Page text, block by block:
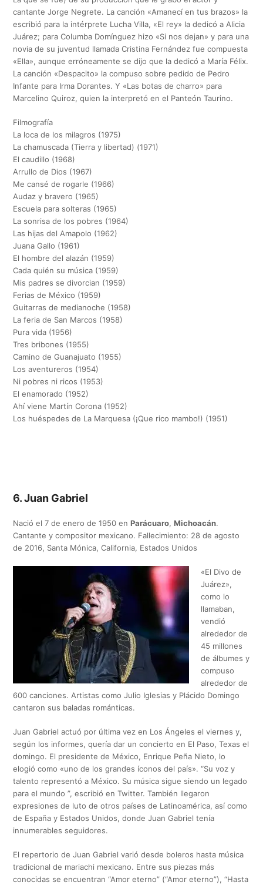
cantante Jorge Negrete. La canción «Amanecí en tus brazos» la
escribió para la intérprete Lucha Villa, «El rey» la dedicó a Alicia
Juárez; para Columba Domínguez hizo «Si nos dejan» y para una
novia de su juventud llamada Cristina Fernández fue compuesta
«Ella», aunque erróneamente se dijo que la dedicó a María Félix.
La canción «Despacito» la compuso sobre pedido de Pedro
Infante para Irma Dorantes. Y «Las botas de charro» para
Marcelino Quiroz, quien la interpretó en el Panteón Taurino.
Filmografía
La loca de los milagros (1975)
La chamuscada (Tierra y libertad) (1971)
El caudillo (1968)
Arrullo de Dios (1967)
Me cansé de rogarle (1966)
Audaz y bravero (1965)
Escuela para solteras (1965)
La sonrisa de los pobres (1964)
Las hijas del Amapolo (1962)
Juana Gallo (1961)
El hombre del alazán (1959)
Cada quién su música (1959)
Mis padres se divorcian (1959)
Ferias de México (1959)
Guitarras de medianoche (1958)
La feria de San Marcos (1958)
Pura vida (1956)
Tres bribones (1955)
Camino de Guanajuato (1955)
Los aventureros (1954)
Ni pobres ni ricos (1953)
El enamorado (1952)
Ahí viene Martín Corona (1952)
Los huéspedes de La Marquesa (¡Que rico mambo!) (1951)
6. Juan Gabriel
Nació el 7 de enero de 1950 enParácuaro,Michoacán.
Cantante y compositor mexicano. Fallecimiento: 28 de agosto
de 2016, Santa Mónica, California, Estados Unidos
«El Divo de
Juárez»,
como lo
llamaban,
vendió
alrededor de
45 millones
de álbumes y
compuso
alrededor de
600 canciones. Artistas como Julio Iglesias y Plácido Domingo
cantaron sus baladas románticas.
Juan Gabriel actuó por última vez en Los Ángeles el viernes y,
según los informes, quería dar un concierto en El Paso, Texas el
domingo. El presidente de México, Enrique Peña Nieto, lo
elogió como «uno de los grandes íconos del país». “Su voz y
talento representó a México. Su música sigue siendo un legado
para el mundo ”, escribió en Twitter. También llegaron
expresiones de luto de otros países de Latinoamérica, así como
de España y Estados Unidos, donde Juan Gabriel tenía
innumerables seguidores.
El repertorio de Juan Gabriel varió desde boleros hasta música
tradicional de mariachi mexicano. Entre sus piezas más
conocidas se encuentran “Amor eterno” (“Amor eterno”), “Hasta